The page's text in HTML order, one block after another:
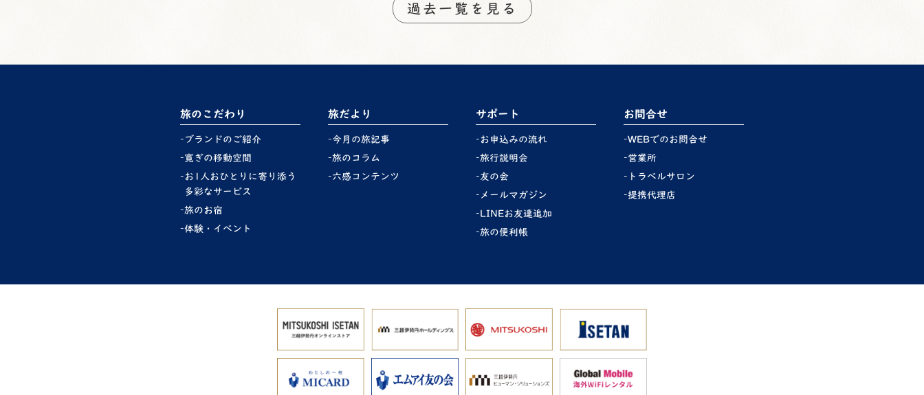
過去一覧を見る
旅のこだわり
ブランドのご紹介
寛ぎの移動空間
お1人おひとりに寄り添う
多彩なサービス
旅のお宿
体験・イベント
旅だより
今月の旅記事
旅のコラム
六感コンテンツ
サポート
お申込みの流れ
旅行説明会
友の会
メールマガジン
LINEお友達追加
旅の便利帳
お問合せ
WEBでのお問合せ
営業所
トラベルサロン
提携代理店